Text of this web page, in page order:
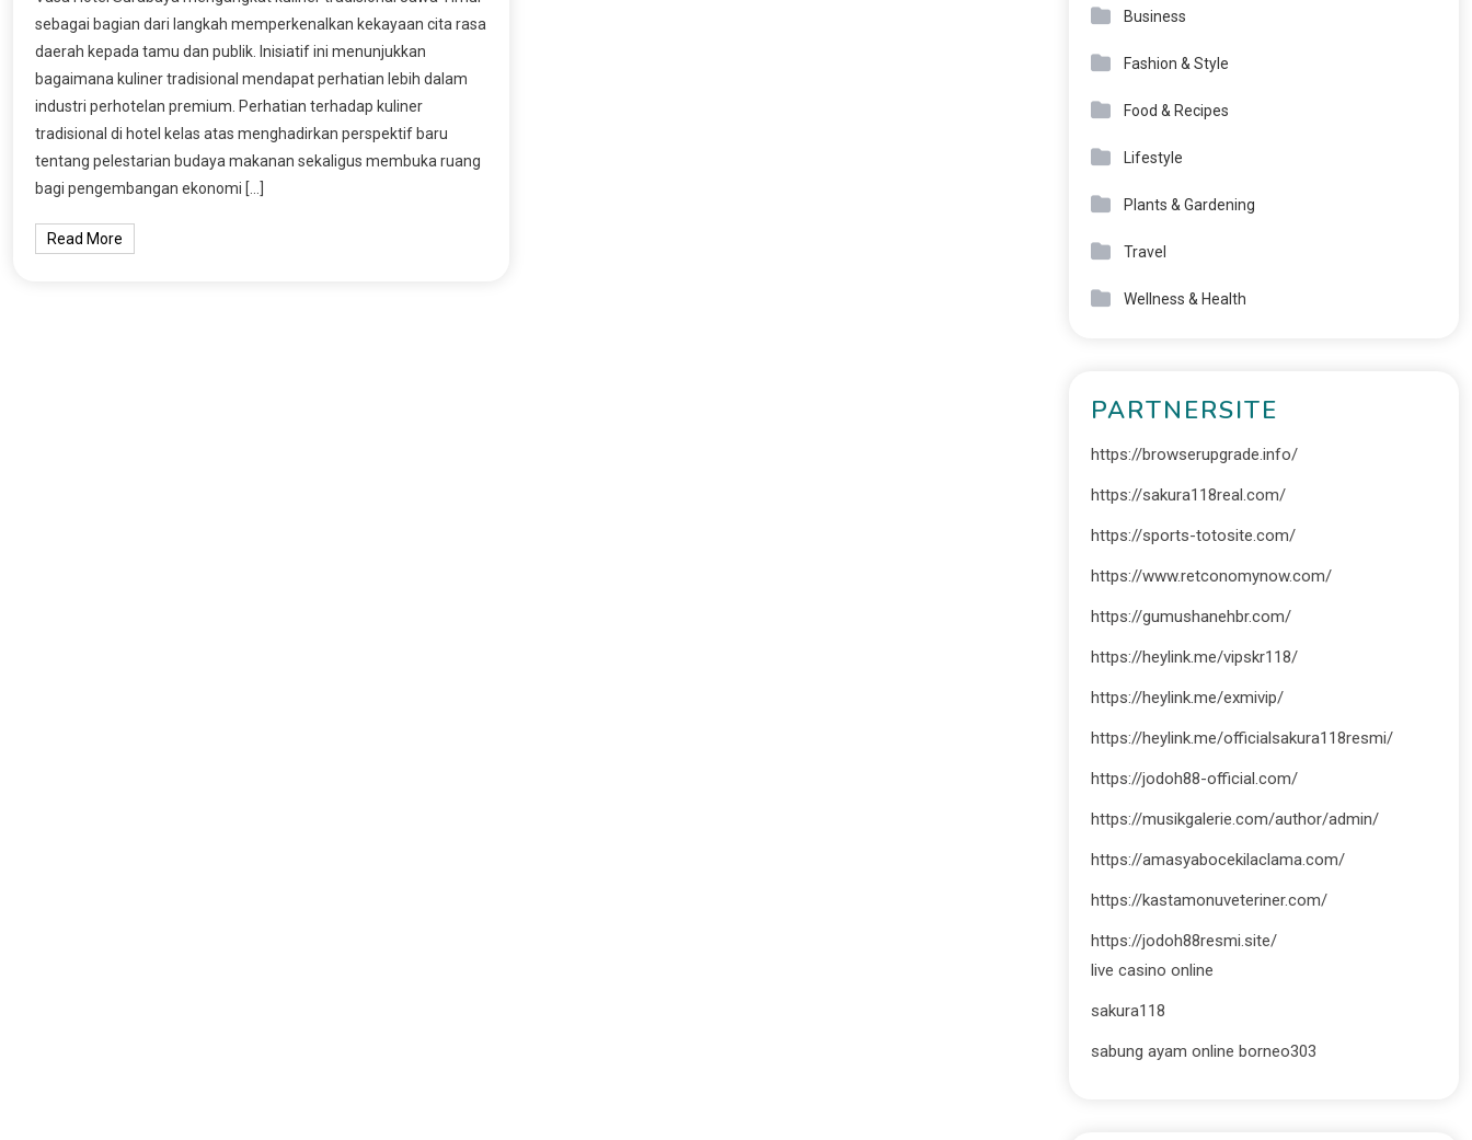
sebagai bagian dari langkah memperkenalkan kekayaan cita rasa
daerah kepada tamu dan publik. Inisiatif ini menunjukkan
bagaimana kuliner tradisional mendapat perhatian lebih dalam
industri perhotelan premium. Perhatian terhadap kuliner
tradisional di hotel kelas atas menghadirkan perspektif baru
tentang pelestarian budaya makanan sekaligus membuka ruang
bagi pengembangan ekonomi […]
Read More
Business
Fashion & Style
Food & Recipes
Lifestyle
Plants & Gardening
Travel
Wellness & Health
PARTNERSITE
https://browserupgrade.info/
https://sakura118real.com/
https://sports-totosite.com/
https://www.retconomynow.com/
https://gumushanehbr.com/
https://heylink.me/vipskr118/
https://heylink.me/exmivip/
https://heylink.me/officialsakura118resmi/
https://jodoh88-official.com/
https://musikgalerie.com/author/admin/
https://amasyabocekilaclama.com/
https://kastamonuveteriner.com/
https://jodoh88resmi.site/
live casino online
sakura118
sabung ayam online borneo303